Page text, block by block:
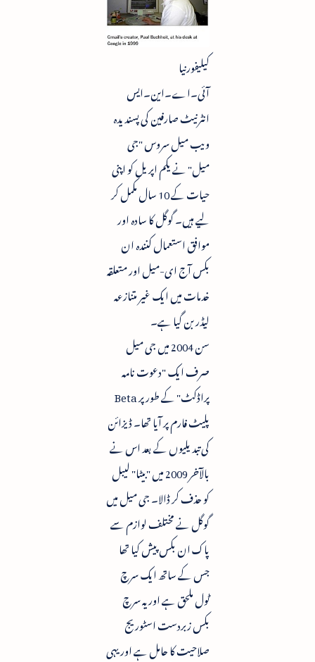
کیلیفورنیا
آئی۔اے۔این۔ایس
انٹرنیٹ صارفین کی پسندیدہ
ویب میل سروس "جی
میل" نے یکم اپریل کو اپنی
حیات کے 10 سال مکمل کر
لیے ہیں۔ گوگل کا سادہ اور
موافق استعمال کنندہ ان
بکس آج ای-میل اور متعلقہ
خدمات میں ایک غیر متنازعہ
لیڈر بن گیا ہے۔
سن 2004 میں جی میل
صرف ایک "دعوت نامہ
پراڈکٹ" کے طور پر Beta
پلیٹ فارم پر آیا تھا۔ ڈیزائن
کی تبدیلیوں کے بعد اس نے
بالآخر 2009 میں "بیٹا" لیبل
کو حذف کر ڈالا۔ جی میل میں
گوگل نے مختلف لوازم سے
پاک ان بکس پیش کیا تھا
جس کے ساتھ ایک سرچ
ٹول ملحق ہے اور یہ سرچ
بکس زبردست اسٹوریج
صلاحیت کا حامل ہے اور یہی